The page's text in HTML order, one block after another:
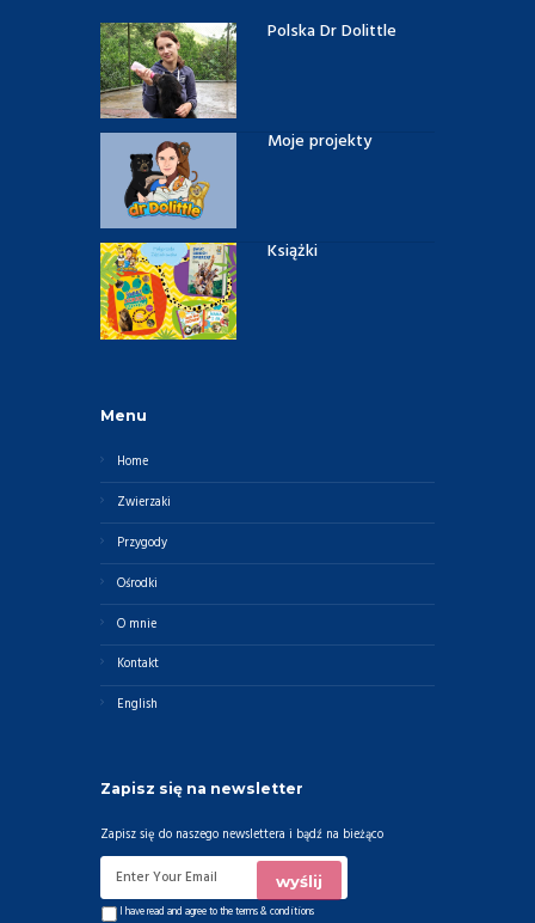
Polska Dr Dolittle
Moje projekty
Książki
Menu
Home
Zwierzaki
Przygody
Ośrodki
O mnie
Kontakt
English
Zapisz się na newsletter
Zapisz się do naszego newslettera i bądź na bieżąco
I have read and agree to theterms & conditions